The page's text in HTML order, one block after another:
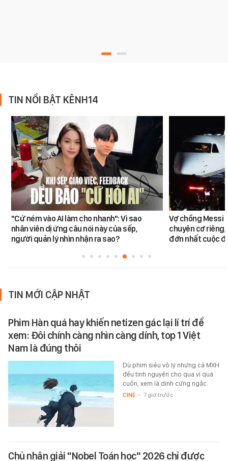
TIN NỔI BẬT KÊNH14
"Cứ ném vào AI làm cho nhanh": Vì sao
nhân viên dị ứng câu nói này của sếp,
người quản lý nhìn nhận ra sao?
Vợ chồng Messi
chuyên cơ
đớn nhất cuộc
TIN MỚI CẬP NHẬT
Phim Hàn quá hay khiến netizen gác lại lí trí để
xem: Đôi chính càng nhìn càng dính, top 1 Việt
Nam là đúng thôi
Dù phim siêu vô lý nhưng cả MXH
đều tình nguyện cho qua vì quá
cuốn, xem là dính cứng ngắc.
CINE - 7 giờ trước
Chủ nhân giải "Nobel Toán học" 2026 chỉ được